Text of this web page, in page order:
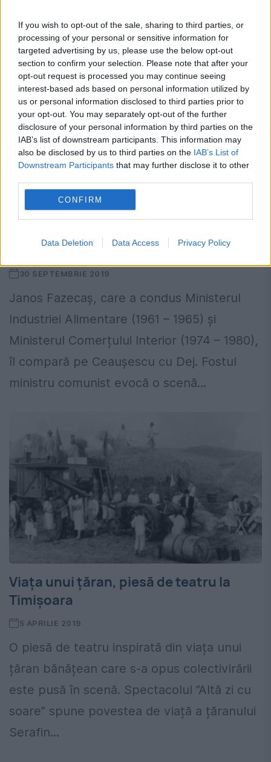
If you wish to opt-out of the sale, sharing to third parties, or
processing of your personal or sensitive information for
targeted advertising by us, please use the below opt-out
section to confirm your selection. Please note that after your
opt-out request is processed you may continue seeing
interest-based ads based on personal information utilized by
us or personal information disclosed to third parties prior to
your opt-out. You may separately opt-out of the further
disclosure of your personal information by third parties on the
IAB’s list of downstream participants. This information may
also be disclosed by us to third parties on the IAB’s List of
Downstream Participants that may further disclose it to other
CONFIRM
Data Deletion Data Access Privacy Policy
Janos Fazecaș: “Ceauşescu a spus să
în ţărani”
30 SEPTEMBRIE 2019
Janos Fazecaș, care a condus Ministerul
Industriei Alimentare (1961 – 1965) și
Ministerul Comerțului Interior (1974 – 1980),
îl compară pe Ceauşescu cu Dej. Fostul
ministru comunist evocă o scenă...
Viața unui țăran, piesă de teatru la
Timișoara
5 APRILIE 2019
O piesă de teatru inspirată din viața unui
țăran bănățean care s-a opus colectivirării
este pusă în scenă. Spectacolul ”Altă zi cu
soare” spune povestea de viață a țăranului
Serafin...